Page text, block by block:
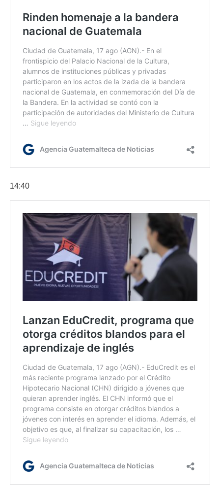
14:40